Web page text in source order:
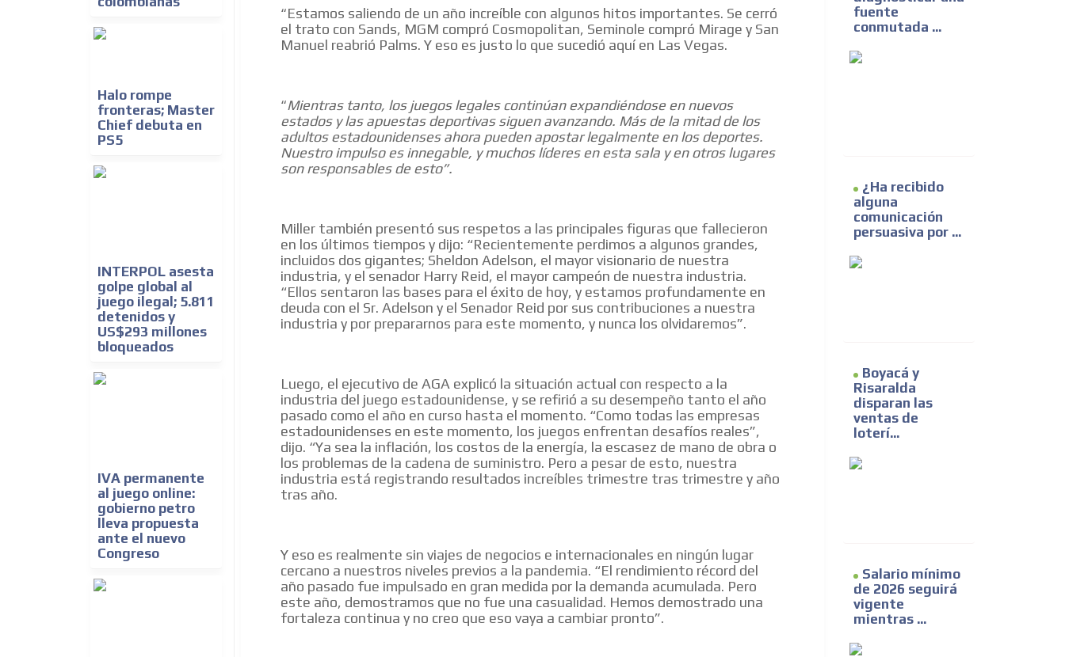
Halo rompe
fronteras; Master
Chief debuta en
PS5
INTERPOL asesta
golpe global al
juego ilegal; 5.811
detenidos y
US$293 millones
bloqueados
IVA permanente
al juego online:
gobierno petro
lleva propuesta
ante el nuevo
Congreso
“Estamos saliendo de un año increíble con algunos hitos importantes. Se cerró
el trato con Sands, MGM compró Cosmopolitan, Seminole compró Mirage y San
Manuel reabrió Palms. Y eso es justo lo que sucedió aquí en Las Vegas.
“Mientras tanto, los juegos legales continúan expandiéndose en nuevos
estados y las apuestas deportivas siguen avanzando. Más de la mitad de los
adultos estadounidenses ahora pueden apostar legalmente en los deportes.
Nuestro impulso es innegable, y muchos líderes en esta sala y en otros lugares
son responsables de esto”.
Miller también presentó sus respetos a las principales figuras que fallecieron
en los últimos tiempos y dijo: “Recientemente perdimos a algunos grandes,
incluidos dos gigantes; Sheldon Adelson, el mayor visionario de nuestra
industria, y el senador Harry Reid, el mayor campeón de nuestra industria.
“Ellos sentaron las bases para el éxito de hoy, y estamos profundamente en
deuda con el Sr. Adelson y el Senador Reid por sus contribuciones a nuestra
industria y por prepararnos para este momento, y nunca los olvidaremos”.
Luego, el ejecutivo de AGA explicó la situación actual con respecto a la
industria del juego estadounidense, y se refirió a su desempeño tanto el año
pasado como el año en curso hasta el momento. “Como todas las empresas
estadounidenses en este momento, los juegos enfrentan desafíos reales”,
dijo. “Ya sea la inflación, los costos de la energía, la escasez de mano de obra o
los problemas de la cadena de suministro. Pero a pesar de esto, nuestra
industria está registrando resultados increíbles trimestre tras trimestre y año
tras año.
Y eso es realmente sin viajes de negocios e internacionales en ningún lugar
cercano a nuestros niveles previos a la pandemia. “El rendimiento récord del
año pasado fue impulsado en gran medida por la demanda acumulada. Pero
este año, demostramos que no fue una casualidad. Hemos demostrado una
fortaleza continua y no creo que eso vaya a cambiar pronto”.
fuente
conmutada ...
¿Ha recibido
alguna
comunicación
persuasiva por ...
Boyacá y
Risaralda
disparan las
ventas de
loterí...
Salario mínimo
de 2026 seguirá
vigente
mientras ...
ADS
ADVERTISEMENT
MEDIUM